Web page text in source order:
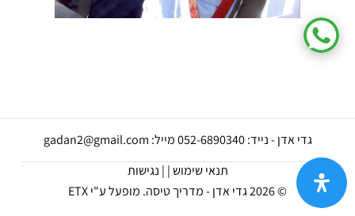
גדי אדן - נייד: 052-6890340 מייל: gadan2@gmail.com
תנאי שימוש | | נגישות
© 2026 גדי אדן - מדריך טיסה.
מופעל ע"י ETX